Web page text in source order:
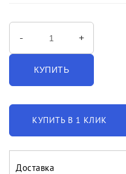
- +
КУПИТЬ
КУПИТЬ В 1 КЛИК
Доставка